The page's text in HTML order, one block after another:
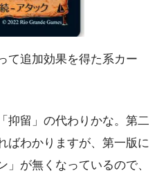
て追加効果を得た系カー
抑留」の代わりかな。第二
ばわかりますが、第一版に
が無くなっているので、